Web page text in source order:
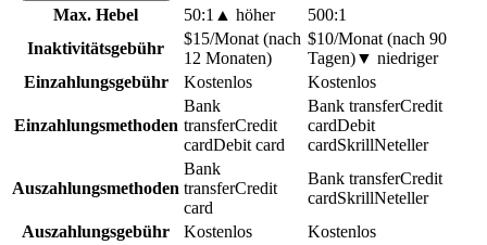
Max. Hebel
50:1 ▲ höher
500:1
Inaktivitätsgebühr
$15/Monat (nach
12 Monaten)
$10/Monat (nach 90
Tagen)▼ niedriger
Einzahlungsgebühr
Kostenlos Kostenlos
Einzahlungsmethoden
Bank
transferCredit
cardDebit card
Bank transferCredit
cardDebit
cardSkrillNeteller
Auszahlungsmethoden
Bank
transferCredit
card
Bank transferCredit
cardSkrillNeteller
Auszahlungsgebühr
Kostenlos Kostenlos